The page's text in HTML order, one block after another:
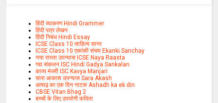
हिंदी व्याकरण Hindi Grammer
हिंदी पत्र लेखन
हिंदी निबंध Hindi Essay
ICSE Class 10 साहित्य सागर
ICSE Class 10 एकांकी संचय Ekanki Sanchay
नया रास्ता उपन्यास ICSE Naya Raasta
गद्य संकलन ISC Hindi Gadya Sankalan
काव्य मंजरी ISC Kavya Manjari
सारा आकाश उपन्यास Sara Akash
आषाढ़ का एक दिन नाटक Ashadh ka ek din
CBSE Vitan Bhag 2
बच्चों के लिए उपयोगी कविता